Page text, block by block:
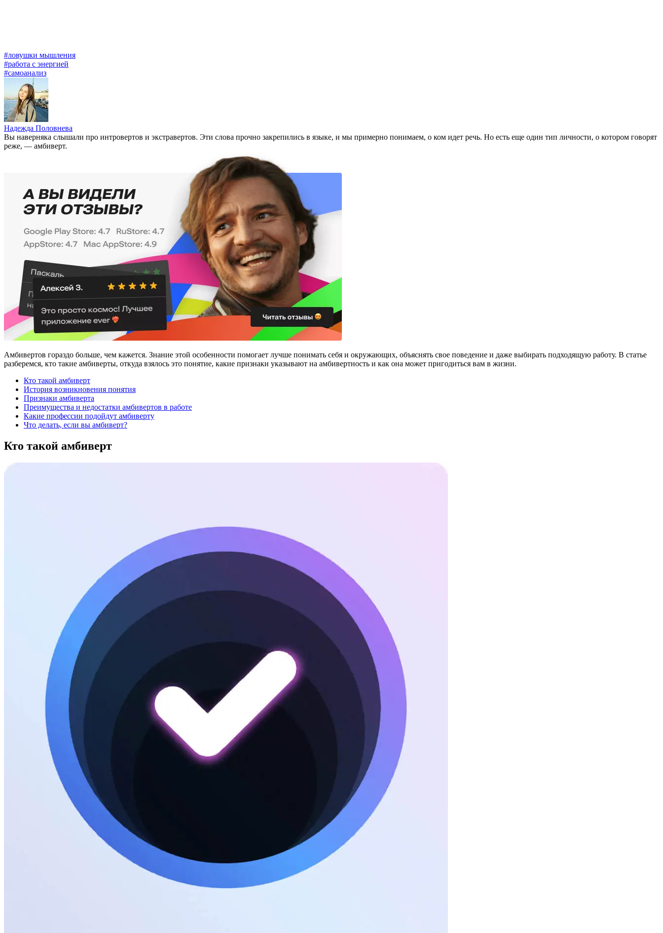
#ловушки мышления
#работа с энергией
#самоанализ
Надежда Половнева
Вы наверняка слышали про интровертов и экстравертов. Эти слова прочно закрепились в языке, и мы примерно понимаем, о ком идет речь. Но есть еще один тип личности, о котором говорят
реже, — амбиверт.
Амбивертов гораздо больше, чем кажется. Знание этой особенности помогает лучше понимать себя и окружающих, объяснять свое поведение и даже выбирать подходящую работу. В статье
разберемся, кто такие амбиверты, откуда взялось это понятие, какие признаки указывают на амбивертность и как она может пригодиться вам в жизни.
Кто такой амбиверт
История возникновения понятия
Признаки амбиверта
Преимущества и недостатки амбивертов в работе
Какие профессии подойдут амбиверту
Что делать, если вы амбиверт?
Кто такой амбиверт